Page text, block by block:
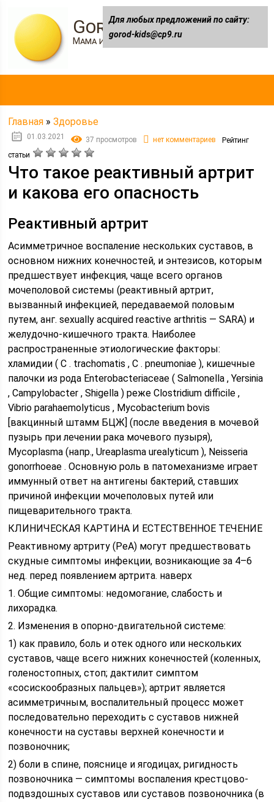
Gorod-kids.ru
Мама и я
Главная »Здоровье
01.03.2021 37 просмотров нет комментариев
Рейтинг
статьи
Что такое реактивный артрит
и какова его опасность
Реактивный артрит
Асимметричное воспаление нескольких суставов, в
основном нижних конечностей, и энтезисов, которым
предшествует инфекция, чаще всего органов
мочеполовой системы (реактивный артрит,
вызванный инфекцией, передаваемой половым
путем, анг. sexually acquired reactive arthritis — SARA) и
желудочно-кишечного тракта. Наиболее
распространенные этиологические факторы:
хламидии ( C . trachomatis , C . pneumoniae ), кишечные
палочки из рода Enterobacteriaceae ( Salmonella , Yersinia
, Campylobacter , Shigella ) реже Clostridium difficile ,
Vibrio parahaemolyticus , Mycobacterium bovis
[вакцинный штамм БЦЖ] (после введения в мочевой
пузырь при лечении рака мочевого пузыря),
Mycoplasma (напр., Ureaplasma urealyticum ), Neisseria
gonorrhoeae . Основную роль в патомеханизме играет
иммунный ответ на антигены бактерий, ставших
причиной инфекции мочеполовых путей или
пищеварительного тракта.
КЛИНИЧЕСКАЯ КАРТИНА И ЕСТЕСТВЕННОЕ ТЕЧЕНИЕ
Реактивному артриту (РеА) могут предшествовать
скудные симптомы инфекции, возникающие за 4–6
нед. перед появлением артрита. наверх
1. Общие симптомы: недомогание, слабость и
лихорадка.
2. Изменения в опорно-двигательной системе:
1) как правило, боль и отек одного или нескольких
суставов, чаще всего нижних конечностей (коленных,
голеностопных, стоп; дактилит симптом
«сосискообразных пальцев»); артрит является
асимметричным, воспалительный процесс может
последовательно переходить с суставов нижней
конечности на суставы верхней конечности и
позвоночник;
2) боли в спине, пояснице и ягодицах, ригидность
позвоночника — симптомы воспаления крестцово-
подвздошных суставов или суставов позвоночника (в
Для любых предложений по сайту:
gorod-kids@cp9.ru